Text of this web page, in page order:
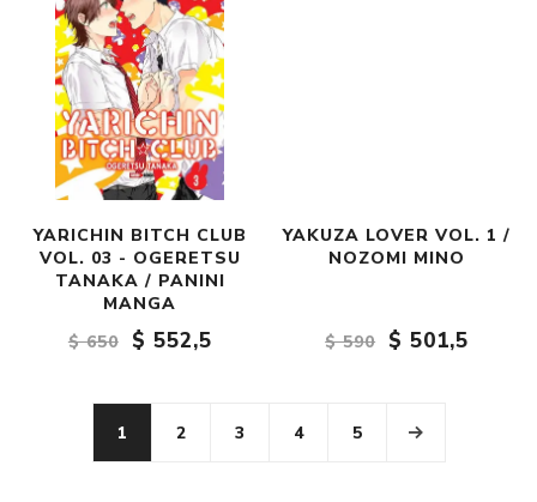
YARICHIN BITCH CLUB
VOL. 03 - OGERETSU
TANAKA / PANINI
MANGA
$ 650
$ 552,5
YAKUZA LOVER VOL. 1 /
NOZOMI MINO
$ 590 $ 501,5
1 2 3 4 5